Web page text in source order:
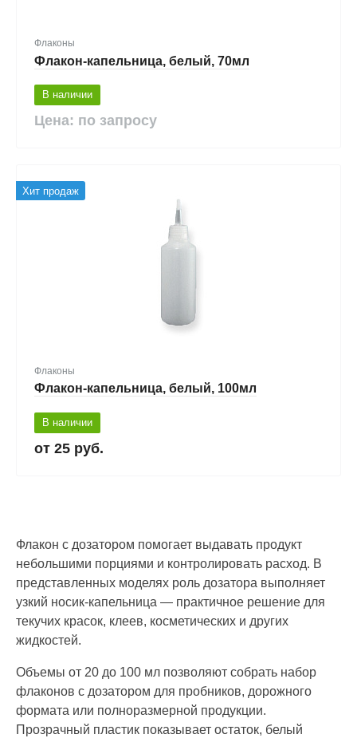
Флаконы
Флакон-капельница, белый, 70мл
В наличии
Цена: по запросу
Хит продаж
Флаконы
Флакон-капельница, белый, 100мл
В наличии
25 руб.
Флакон с дозатором помогает выдавать продукт
небольшими порциями и контролировать расход. В
представленных моделях роль дозатора выполняет
узкий носик-капельница — практичное решение для
текучих красок, клеев, косметических и других
жидкостей.
Объемы от 20 до 100 мл позволяют собрать набор
флаконов с дозатором для пробников, дорожного
формата или полноразмерной продукции.
Прозрачный пластик показывает остаток, белый